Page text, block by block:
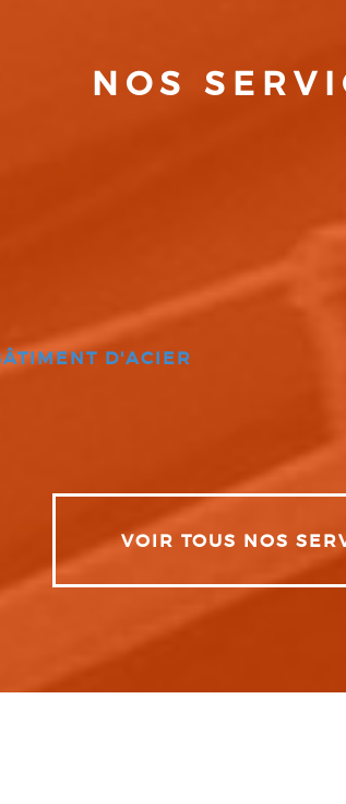
NOS
D'ACIER
VOIR TOUS NOS